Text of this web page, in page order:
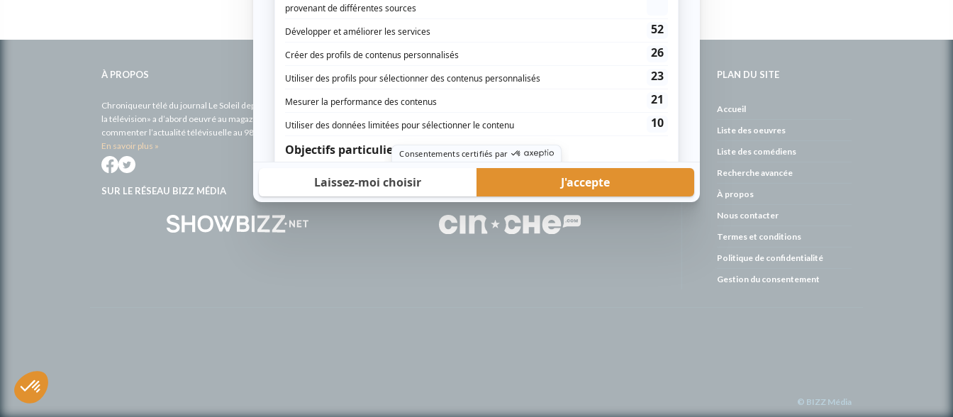
À PROPOS
Chroniqueur télé du journal Le Soleil depuis 2001, Richard Therrien carbure à son petit écran. Celui qu’on surnomme parfois «l’encyclopédie de
la télévision» a d’abord oeuvré au magazine TV Hebdo de 1996 à 2001. Sa spécialité: la télé québécoise. On peut l’entendre régulièrement
commenter l’actualité télévisuelle au 98,5.
En savoir plus »
SUR LE RÉSEAU BIZZ MÉDIA
PLAN DU SITE
Accueil
Liste des oeuvres
Liste des comédiens
Recherche avancée
À propos
Nous contacter
Termes et conditions
Politique de confidentialité
Gestion du consentement
© BIZZ Média